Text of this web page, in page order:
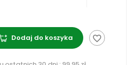
Dodaj do koszyka favorite_border